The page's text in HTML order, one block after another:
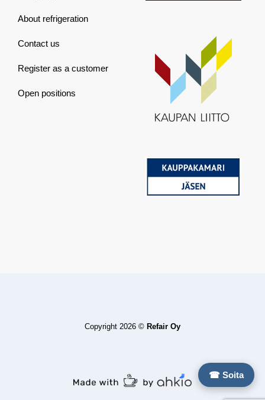
About refrigeration
Contact us
Register as a customer
Open positions
☎ Soita
Copyright 2026 © Refair Oy